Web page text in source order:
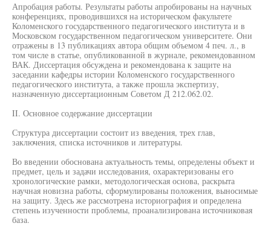
Апробация работы. Результаты работы апробированы на научных
конференциях, проводившихся на историческом факультете
Коломенского государственного педагогического института и в
Московском государственном педагогическом университете. Они
отражены в 13 публикациях автора общим объемом 4 печ. л., в
том числе в статье, опубликованной в журнале, рекомендованном
ВАК. Диссертация обсуждена и рекомендована к защите на
заседании кафедры истории Коломенского государственного
педагогического института, а также прошла экспертизу,
назначенную диссертационным Советом Д 212.062.02.
II. Основное содержание диссертации
Структура диссертации состоит из введения, трех глав,
заключения, списка источников и литературы.
Во введении обоснована актуальность темы, определены объект и
предмет, цель и задачи исследования, охарактеризованы его
хронологические рамки, методологическая основа, раскрыта
научная новизна работы, сформулированы положения, выносимые
на защиту. Здесь же рассмотрена историография и определена
степень изученности проблемы, проанализирована источниковая
база.